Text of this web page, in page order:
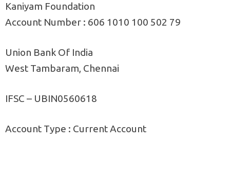
Kaniyam Foundation
Account Number : 606 1010 100 502 79
Union Bank Of India
West Tambaram, Chennai
IFSC – UBIN0560618
Account Type : Current Account